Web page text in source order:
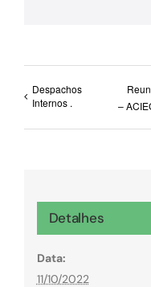
Despachos
Internos .
–
Detalhes
Data:
11/10/2022